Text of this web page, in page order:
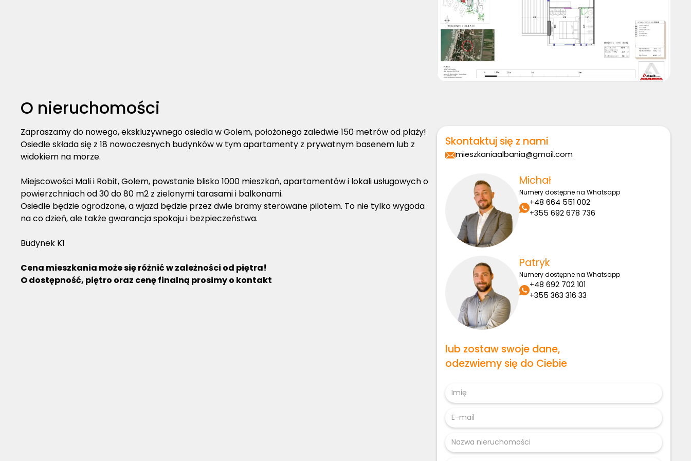
O nieruchomości
Zapraszamy do nowego, ekskluzywnego osiedla w Golem, położonego zaledwie 150 metrów od plaży!
Osiedle składa się z 18 nowoczesnych budynków w tym apartamenty z prywatnym basenem lub z
widokiem na morze.
Miejscowości Mali i Robit, Golem, powstanie blisko 1000 mieszkań, apartamentów i lokali usługowych o
powierzchniach od 30 do 80 m2 z zielonymi tarasami i balkonami.
Osiedle będzie ogrodzone, a wjazd będzie przez dwie bramy sterowane pilotem. To nie tylko wygoda
na co dzień, ale także gwarancja spokoju i bezpieczeństwa.
Budynek K1
Cena mieszkania może się różnić w zależności od piętra!
O dostępność, piętro oraz cenę finalną prosimy o kontakt
Skontaktuj się z nami
mieszkaniaalbania@gmail.com
Michał
Numery dostępne na Whatsapp
+48 664 551 002
+355 692 678 736
Patryk
Numery dostępne na Whatsapp
+48 692 702 101
+355 363 316 33
lub zostaw swoje dane,
odezwiemy się do Ciebie